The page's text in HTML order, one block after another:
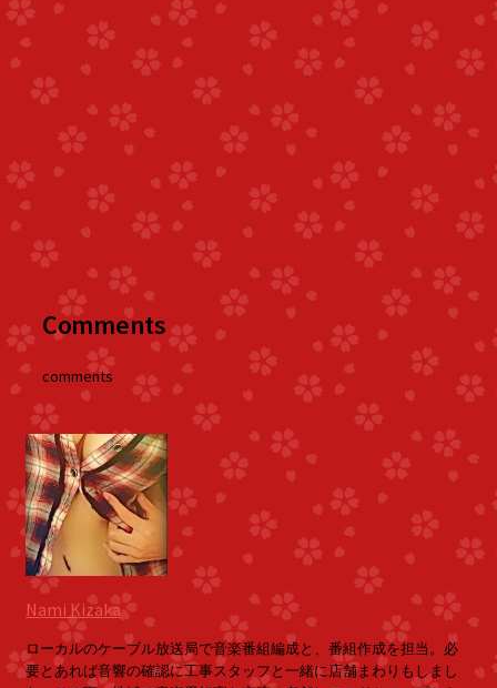
Comments
comments
Nami Kizaka
ローカルのケーブル放送局で音楽番組編成と、番組作成を担当。必
要とあれば音響の確認に工事スタッフと一緒に店舗まわりもしまし